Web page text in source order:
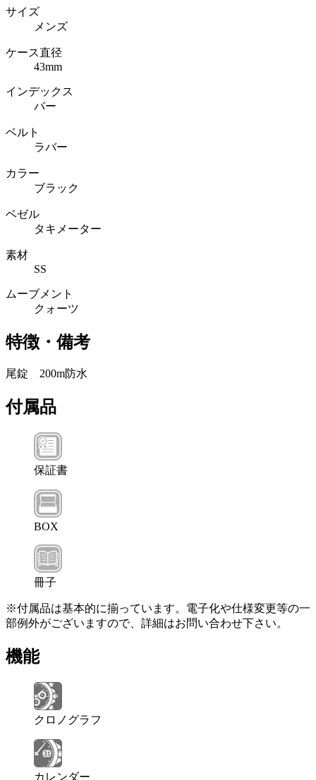
サイズ
メンズ
ケース直径
43mm
インデックス
バー
ベルト
ラバー
カラー
ブラック
ベゼル
タキメーター
素材
SS
ムーブメント
クォーツ
特徴・備考
尾錠 200m防水
付属品
保証書
BOX
冊子
※付属品は基本的に揃っています。電子化や仕様変更等の一
部例外がございますので、詳細はお問い合わせ下さい。
機能
クロノグラフ
カレンダー